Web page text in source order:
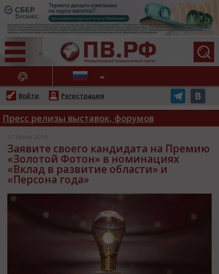
НОВОСТИ
Войти Регистрация
Пресс релизы выставок, форумов
17 Июля 2019
Заявите своего кандидата на Премию
«Золотой Фотон» в номинациях
«Вклад в развитие области» и
«Персона года»